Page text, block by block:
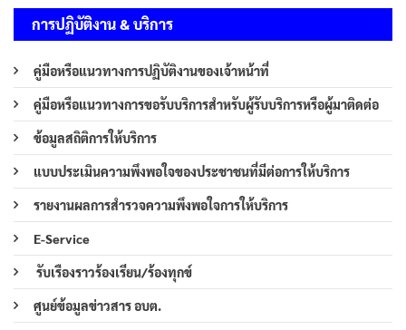
การปฏิบัติงาน & บริการ
คู่มือหรือแนวทางการปฏิบัติงานของเจ้าหน้าที่
คู่มือหรือแนวทางการขอรับบริการสำหรับผู้รับบริการหรือผู้มาติดต่อ
ข้อมูลสถิติการให้บริการ
แบบประเมินความพึงพอใจของประชาชนที่มีต่อการให้บริการ
รายงานผลการสำรวจความพึงพอใจการให้บริการ
E-Service
รับเรืองราวร้องเรียน/ร้องทุกข์
ศูนย์ข้อมูลข่าวสาร อบต.